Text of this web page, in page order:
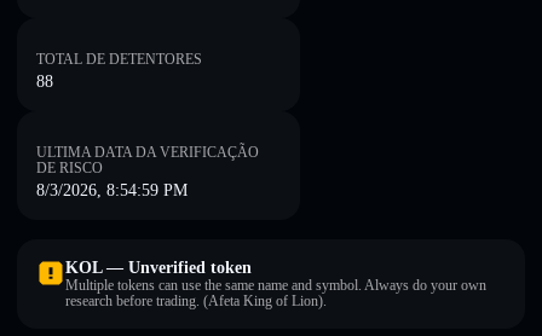
TOTAL DE DETENTORES
88
ULTIMA DATA DA VERIFICAÇÃO
DE RISCO
8/3/2026, 8:54:59 PM
KOL — Unverified token
Multiple tokens can use the same name and symbol. Always do your own
research before trading. (Afeta King of Lion).